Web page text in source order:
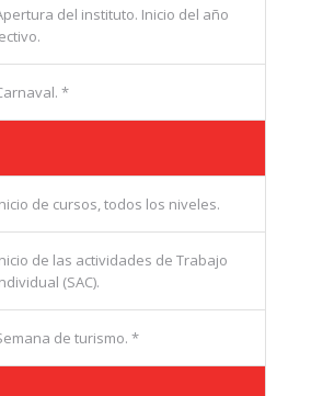
del instituto. Inicio del año
*
de cursos, todos los niveles.
de las actividades de Trabajo
(SAC).
de turismo. *